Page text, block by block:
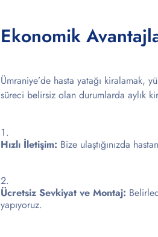
Ekonomik
Ümraniye’de hasta yatağı kiralamak,
süreci belirsiz olan durumlarda aylık
Hızlı İletişim: Bize ulaştığınızda
Ücretsiz Sevkiyat ve Montaj:
yapıyoruz.